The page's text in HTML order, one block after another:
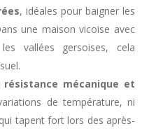
, idéales pour baigner les
une maison vicoise avec
vallées gersoises, cela
résistance mécanique et
de température, ni
tapent fort lors des après-